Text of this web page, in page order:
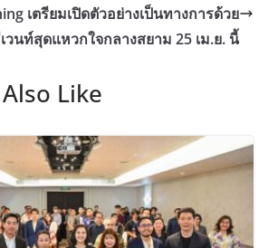
เตรียมเปิดตัวอย่างเป็นทางการด้วย
วนท์สุดแหวกใจกลางสยาม 25 เม.ย. นี้
Like